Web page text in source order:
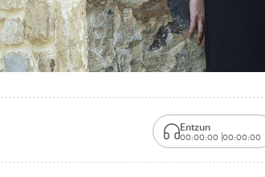
Entzun
00:00:00 00:00:00